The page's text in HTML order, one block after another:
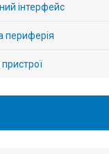
інтерфейс
периферія